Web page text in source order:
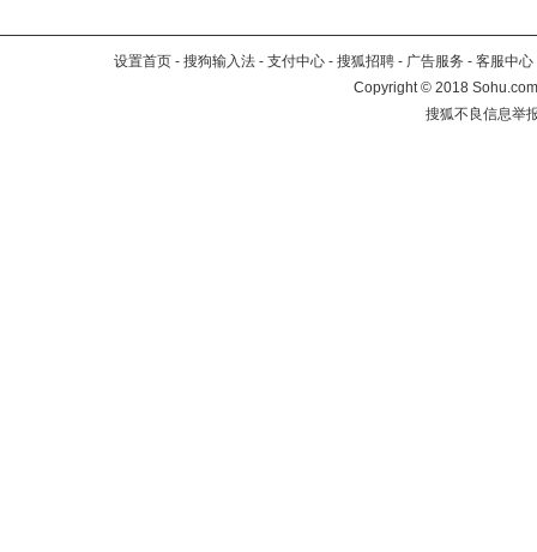
设置首页 - 搜狗输入法 - 支付中心 - 搜狐招聘 - 广告服务 - 客服中心
Copyright©2018
搜狐不良信息举